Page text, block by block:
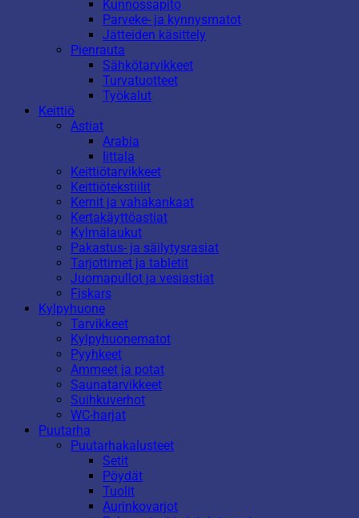
Kunnossapito
Parveke- ja kynnysmatot
Jätteiden käsittely
Pienrauta
Sähkötarvikkeet
Turvatuotteet
Työkalut
Keittiö
Astiat
Arabia
Iittala
Keittiötarvikkeet
Keittiötekstiilit
Kernit ja vahakankaat
Kertakäyttöastiat
Kylmälaukut
Pakastus- ja säilytysrasiat
Tarjottimet ja tabletit
Juomapullot ja vesiastiat
Fiskars
Kylpyhuone
Tarvikkeet
Kylpyhuonematot
Pyyhkeet
Ammeet ja potat
Saunatarvikkeet
Suihkuverhot
WC-harjat
Puutarha
Puutarhakalusteet
Setit
Pöydät
Tuolit
Aurinkovarjot